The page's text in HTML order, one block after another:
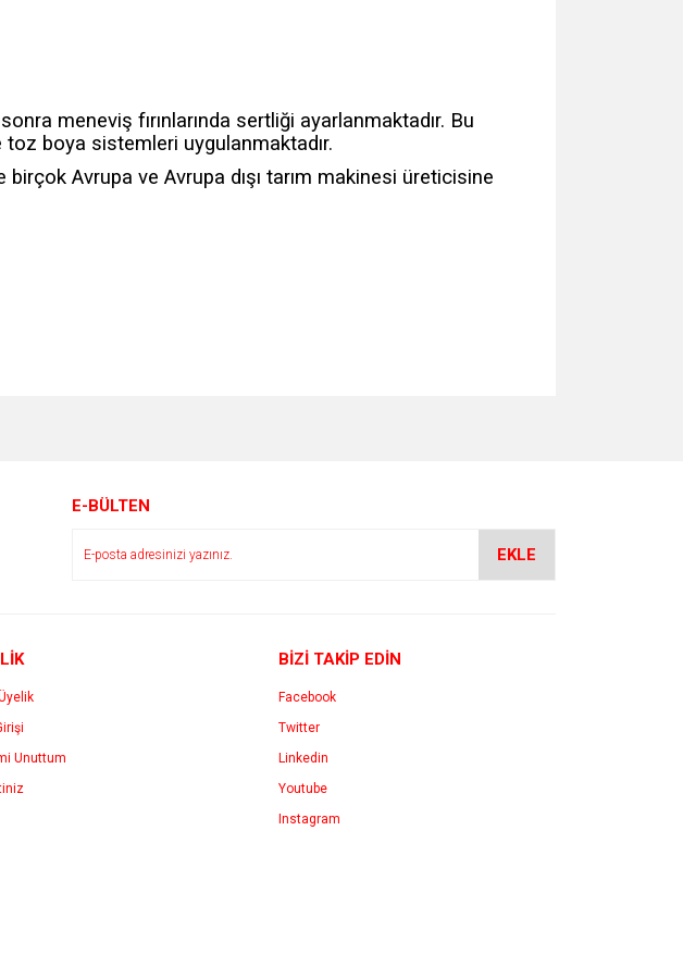
meneviş fırınlarında sertliği ayarlanmaktadır. Bu
boya sistemleri uygulanmaktadır.
Avrupa ve Avrupa dışı tarım makinesi üreticisine
E-BÜLTEN
EKLE
Unuttum
BİZİ TAKİP EDİN
Facebook
Twitter
Linkedin
Youtube
Instagram